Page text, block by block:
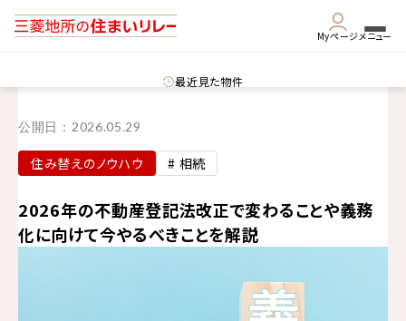
Myページメニュー
最近見た物件
公開日： 2026.05.29
住み替えのノウハウ # 相続
2026年の不動産登記法改正で変わることや義務
化に向けて今やるべきことを解説